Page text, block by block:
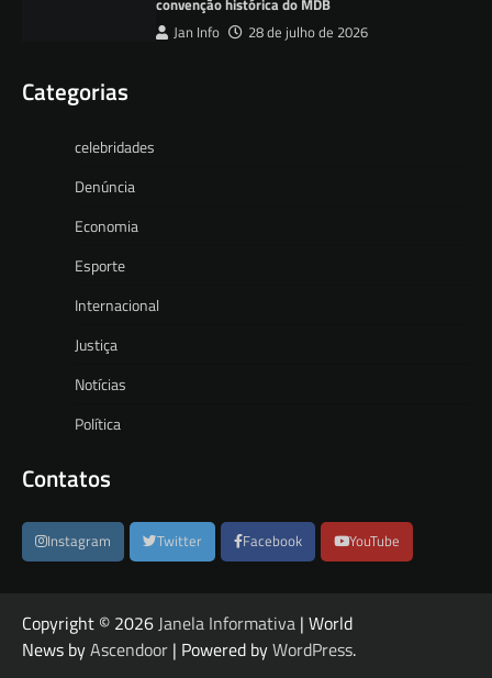
convenção histórica do MDB
Jan Info 28 de julho de 2026
Categorias
celebridades
Denúncia
Economia
Esporte
Internacional
Justiça
Notícias
Política
Contatos
Instagram Twitter Facebook YouTube
Copyright © 2026Janela Informativa | World
News byAscendoor | Powered byWordPress.